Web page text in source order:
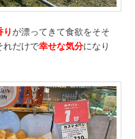
りが漂ってきて食欲をそそ
れだけで幸せな気分になり